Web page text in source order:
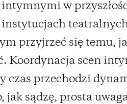
w
przyjrzeć się temu,
Koordynacja scen
czas przechodzi
jak sądzę, prosta